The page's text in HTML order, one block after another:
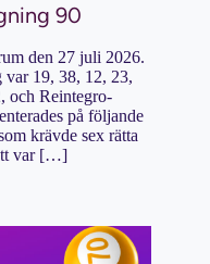
90
den 27 juli 2026.
var 19, 38, 12, 23,
och Reintegro-
på följande
krävde sex rätta
var […]